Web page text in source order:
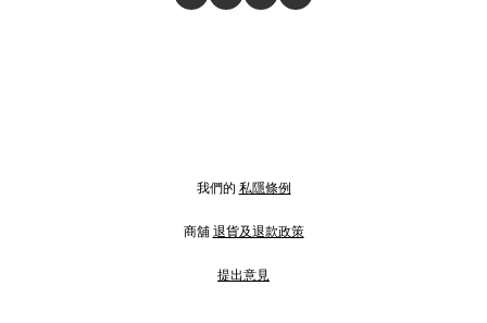
我們的 私隱條例
商舖 退貨及退款政策
提出意見